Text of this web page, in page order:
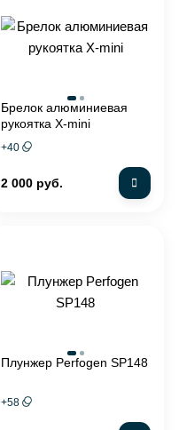
Брелок алюминиевая
рукоятка X-mini
+40
2 000 руб.
Плунжер Perfogen SP148
+58